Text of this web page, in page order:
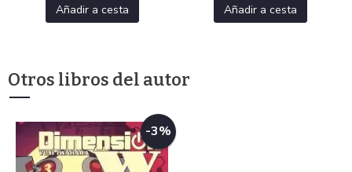
Añadir a cesta Añadir a cesta
Otros libros del autor
-3%